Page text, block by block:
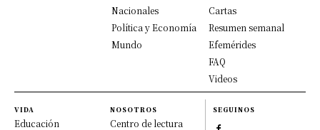
Nacionales
Política y Economía
Mundo
Cartas
Resumen semanal
Efemérides
FAQ
Videos
VIDA
Educación
NOSOTROS
Centro de lectura
SEGUINOS